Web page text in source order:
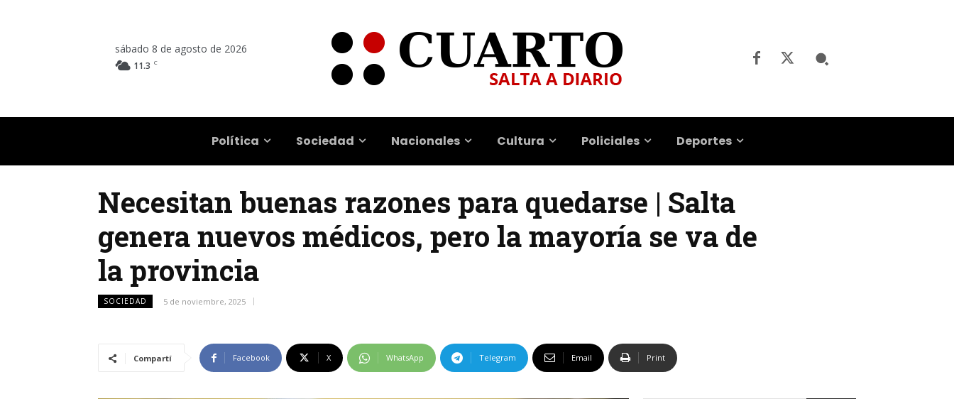
sábado 8 de agosto de 2026
11.3 C
Política Sociedad Nacionales Cultura Policiales Deportes
Necesitan buenas razones para quedarse | Salta
genera nuevos médicos, pero la mayoría se va de
la provincia
SOCIEDAD 5 de noviembre, 2025
Compartí Facebook X WhatsApp Telegram Email Print